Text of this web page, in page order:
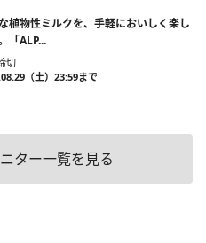
植物性ミルクを、手軽においしく楽し
「ALP...
切
（土）23:59まで
ター一覧を見る